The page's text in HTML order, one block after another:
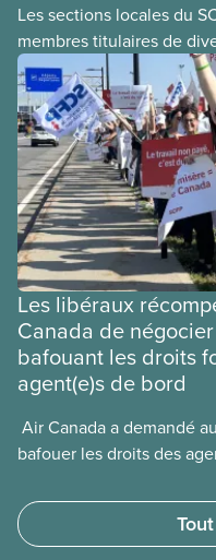
Les sections locales du
membres titulaires de
travail temporaires,
travailleuses et
les permis d’études et
travail postdiplôme.
Les libéraux
Canada de
bafouant les droits
agent(e)s de bord
Air Canada a demandé
bafouer les droits des
ministre de l’Emploi,
quelques heures pour